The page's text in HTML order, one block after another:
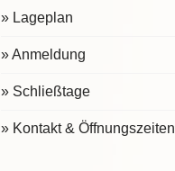
» Lageplan
» Anmeldung
» Schließtage
» Kontakt & Öffnungszeiten